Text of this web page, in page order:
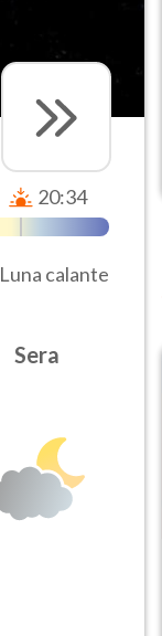
20:34
Luna calante
Sera